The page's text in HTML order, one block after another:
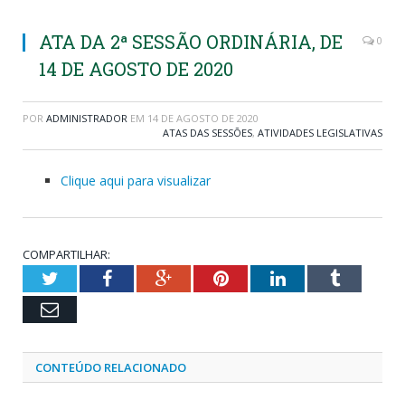
ATA DA 2ª SESSÃO ORDINÁRIA, DE
14 DE AGOSTO DE 2020
0
POR ADMINISTRADOR EM 14 DE AGOSTO DE 2020
ATAS DAS SESSÕES, ATIVIDADES LEGISLATIVAS
Clique aqui para visualizar
COMPARTILHAR:
TwitterFacebookGoogle+PinterestLinkedInTumblr
Email
CONTEÚDO RELACIONADO